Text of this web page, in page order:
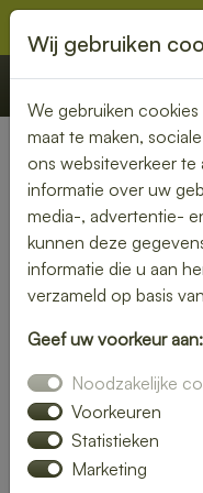
€ 0,00
Nederland»Friesland»
Heerlijke
Stavoren –
gemakkelijk
je lunch bezorgen in
menu van verse
maaltijden. Ideaal voor
Onze gerechten
Wij gebruiken
We gebruiken
maat te maken,
ons websiteverkeer te
informatie over uw
media-, advertentie-
kunnen deze
informatie die u aan
verzameld op basis
Geef uw voorkeur aan:
Noodzakelijke
Voorkeuren
Statistieken
Marketing